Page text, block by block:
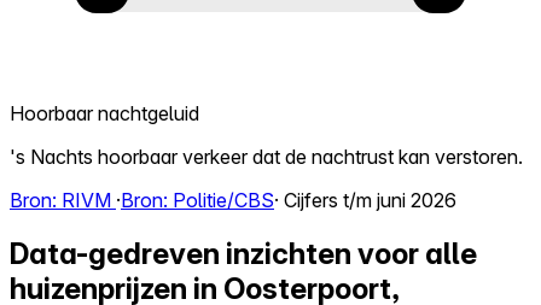
Hoorbaar nachtgeluid
's Nachts hoorbaar verkeer dat de nachtrust kan verstoren.
Bron: RIVM ·Bron: Politie/CBS· Cijfers t/m juni 2026
Data-gedreven inzichten voor alle
huizenprijzen in Oosterpoort,